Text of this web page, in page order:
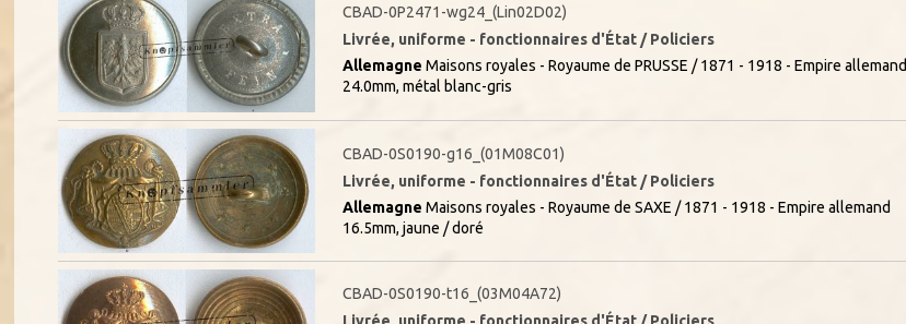
CBAD-0P2471-wg24_(Lin02D02)
Livrée, uniforme - fonctionnaires d'État / Policiers
Allemagne Maisons royales - Royaume de PRUSSE / 1871 - 1918 - Empire allemand
24.0mm, métal blanc-gris
CBAD-0S0190-g16_(01M08C01)
Livrée, uniforme - fonctionnaires d'État / Policiers
Allemagne Maisons royales - Royaume de SAXE / 1871 - 1918 - Empire allemand
16.5mm, jaune / doré
CBAD-0S0190-t16_(03M04A72)